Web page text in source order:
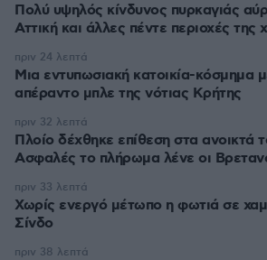
Πολύ υψηλός κίνδυνος πυρκαγιάς
Αττική και άλλες πέντε περιοχές της
Μια εντυπωσιακή κατοικία-κόσμημα
απέραντο μπλε της νότιας Κρήτης
πριν 24 λεπτά
Πλοίο δέχθηκε επίθεση στα ανοικτά
Ασφαλές το πλήρωμα λένε οι
πριν 32 λεπτά
Χωρίς ενεργό μέτωπο η φωτιά σε
Σίνδο
πριν 33 λεπτά
πριν 38 λεπτά